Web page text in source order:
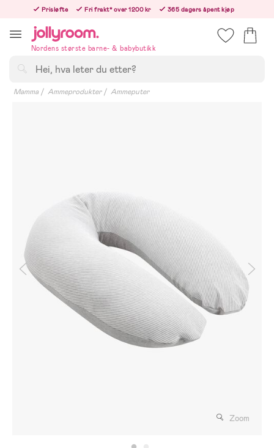
innehållet
Prisløfte Fri frakt* over 1200 kr
365 dagers åpent kjøp
Nordens største barne- & babybutikk
Mamma Ammeprodukter Ammeputer
Zoom